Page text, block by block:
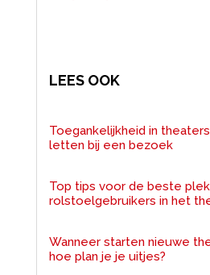
LEES OOK
Toegankelijkheid in
letten bij een bezoek
Top tips voor de beste
rolstoelgebruikers in het
Wanneer starten nieuwe
hoe plan je je uitjes?